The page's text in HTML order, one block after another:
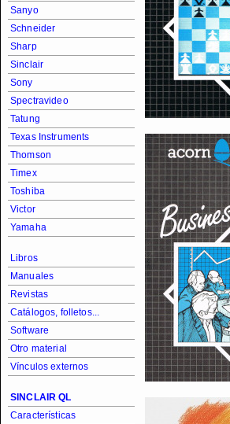
Sanyo
Schneider
Sharp
Sinclair
Sony
Spectravideo
Tatung
Texas Instruments
Thomson
Timex
Toshiba
Victor
Yamaha
Libros
Manuales
Revistas
Catálogos, folletos...
Software
Otro material
Vínculos externos
SINCLAIR QL
Características